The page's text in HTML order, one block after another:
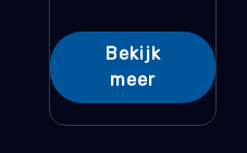
Bekijk
meer